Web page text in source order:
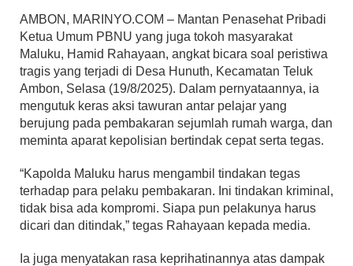
AMBON, MARINYO.COM – Mantan Penasehat Pribadi
Ketua Umum PBNU yang juga tokoh masyarakat
Maluku, Hamid Rahayaan, angkat bicara soal peristiwa
tragis yang terjadi di Desa Hunuth, Kecamatan Teluk
Ambon, Selasa (19/8/2025). Dalam pernyataannya, ia
mengutuk keras aksi tawuran antar pelajar yang
berujung pada pembakaran sejumlah rumah warga, dan
meminta aparat kepolisian bertindak cepat serta tegas.
“Kapolda Maluku harus mengambil tindakan tegas
terhadap para pelaku pembakaran. Ini tindakan kriminal,
tidak bisa ada kompromi. Siapa pun pelakunya harus
dicari dan ditindak,” tegas Rahayaan kepada media.
Ia juga menyatakan rasa keprihatinannya atas dampak